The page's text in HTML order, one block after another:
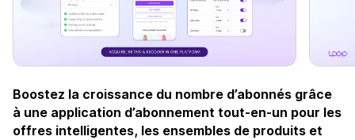
Boostez la croissance du nombre d’abonnés grâce
à une application d’abonnement tout-en-un pour les
offres intelligentes, les ensembles de produits et